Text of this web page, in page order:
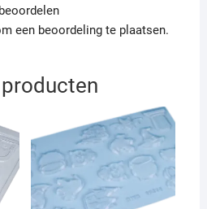
een beoordeling te plaatsen.